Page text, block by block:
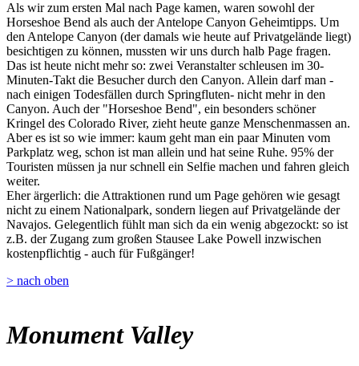
Als wir zum ersten Mal nach Page kamen, waren sowohl der
Horseshoe Bend als auch der Antelope Canyon Geheimtipps. Um
den Antelope Canyon (der damals wie heute auf Privatgelände liegt)
besichtigen zu können, mussten wir uns durch halb Page fragen.
Das ist heute nicht mehr so: zwei Veranstalter schleusen im 30-
Minuten-Takt die Besucher durch den Canyon. Allein darf man -
nach einigen Todesfällen durch Springfluten- nicht mehr in den
Canyon. Auch der "Horseshoe Bend", ein besonders schöner
Kringel des Colorado River, zieht heute ganze Menschenmassen an.
Aber es ist so wie immer: kaum geht man ein paar Minuten vom
Parkplatz weg, schon ist man allein und hat seine Ruhe. 95% der
Touristen müssen ja nur schnell ein Selfie machen und fahren gleich
weiter.
Eher ärgerlich: die Attraktionen rund um Page gehören wie gesagt
nicht zu einem Nationalpark, sondern liegen auf Privatgelände der
Navajos. Gelegentlich fühlt man sich da ein wenig abgezockt: so ist
z.B. der Zugang zum großen Stausee Lake Powell inzwischen
kostenpflichtig - auch für Fußgänger!
> nach oben
Monument Valley